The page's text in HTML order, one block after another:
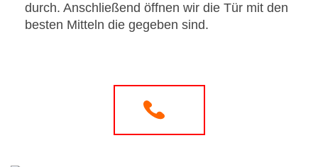
durch. Anschließend öffnen wir die Tür mit den
besten Mitteln die gegeben sind.